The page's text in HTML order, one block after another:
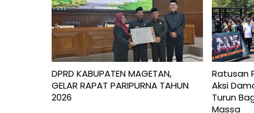
DPRD KABUPATEN MAGETAN,
GELAR RAPAT PARIPURNA TAHUN
2026
Ratusan
Aksi
Turun
Massa